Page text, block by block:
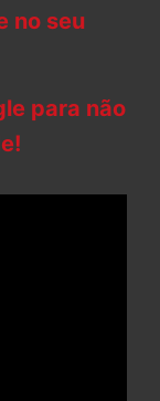
no seu
para não